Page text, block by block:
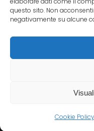
questo sito. Non
negativamente su alcune
Cookie Policy
COPYRIGHT
AGENZIA